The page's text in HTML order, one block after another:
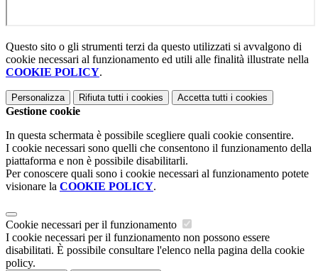
Questo sito o gli strumenti terzi da questo utilizzati si avvalgono di
cookie necessari al funzionamento ed utili alle finalità illustrate nella
COOKIE POLICY.
Personalizza Rifiuta tutti i cookies Accetta tutti i cookies
Gestione cookie
In questa schermata è possibile scegliere quali cookie consentire.
I cookie necessari sono quelli che consentono il funzionamento della
piattaforma e non è possibile disabilitarli.
Per conoscere quali sono i cookie necessari al funzionamento potete
visionare la COOKIE POLICY.
Cookie necessari per il funzionamento
I cookie necessari per il funzionamento non possono essere
disabilitati. È possibile consultare l'elenco nella pagina della cookie
policy.